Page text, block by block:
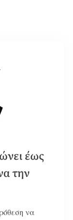
έως
την
να